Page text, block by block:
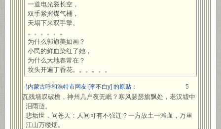
一道电光裂长空，
双手紧握煤气桶，
天塌下来双手擎。
。。。。。。
为什么郭旗美如画？
小民的鲜血染红了她，
为什么大地春常在？
坟头开遍丁香花。。。。。。
网易内蒙古呼和浩特市网友 [李不白y] 的原贴： 5
断瓦残墙叹破檐，神州几户夜无眠？寒风瑟瑟旗飘处，老汉墟中
泪雨涟。
悲垢世，问苍天：人间可有不强迁？一方故土一滩血，万里
江山万缕烟。